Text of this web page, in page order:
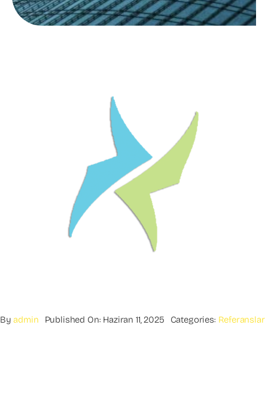
Byadmin Published On: Haziran 11, 2025 Categories: Referanslar